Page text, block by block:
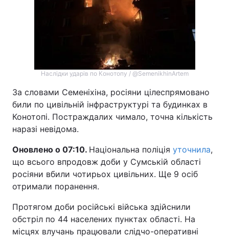
Наслідки ударів по Конотопу / @SemenikhinArtem
За словами Семеніхіна, росіяни цілеспрямовано
били по цивільній інфраструктурі та будинках в
Конотопі. Постраждалих чимало, точна кількість
наразі невідома.
Оновлено о 07:10. Національна поліція уточнила,
що всього впродовж доби у Сумській області
росіяни вбили чотирьох цивільних. Ще 9 осіб
отримали поранення.
Протягом доби російські війська здійснили
обстріл по 44 населених пунктах області. На
місцях влучань працювали слідчо-оперативні